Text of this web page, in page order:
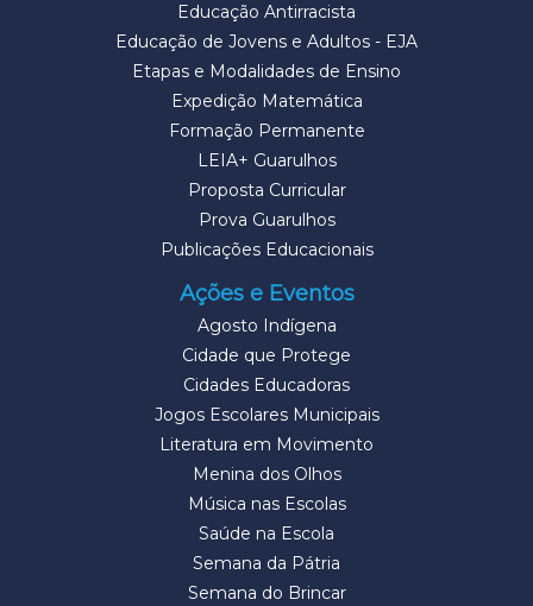
Educação Antirracista
Educação de Jovens e Adultos - EJA
Etapas e Modalidades de Ensino
Expedição Matemática
Formação Permanente
LEIA+ Guarulhos
Proposta Curricular
Prova Guarulhos
Publicações Educacionais
Ações e Eventos
Agosto Indígena
Cidade que Protege
Cidades Educadoras
Jogos Escolares Municipais
Literatura em Movimento
Menina dos Olhos
Música nas Escolas
Saúde na Escola
Semana da Pátria
Semana do Brincar